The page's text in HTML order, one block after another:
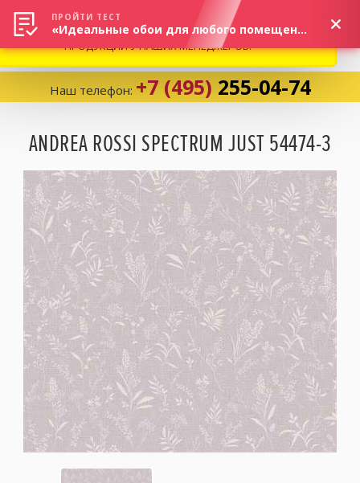
Корзина:0
Избранное:0 товаров
Каталог
Компания
Личный кабинет
Москва (сменить город)
Заказать обратный звонок
Наш телефон: +7 (495) 255-04-74
ANDREA ROSSI SPECTRUM JUST 54474-3
ВНИМАНИЕ! В СВЯЗИ С СИТУАЦИЕЙ НА РЫНКЕ, ПРОСИМ
УТОЧНЯТЬ АКТУАЛЬНУЮ СТОИМОСТЬ И НАЛИЧИЕ
ПРОДУКЦИИ У НАШИХ МЕНЕДЖЕРОВ.
ПРОЙТИ ТЕСТ
«Идеальные обои для любого помещения!»